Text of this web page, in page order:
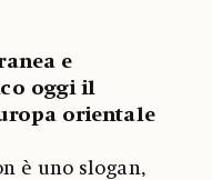
e
oggi il
orientale
è uno slogan,